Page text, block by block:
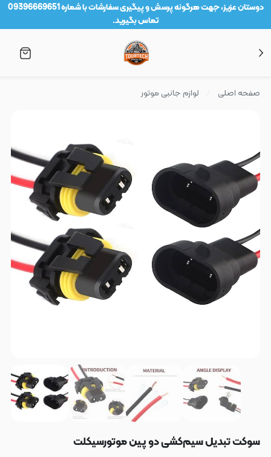
دوستان عزیز، جهت هرگونه پرسش و پیگیری سفارشات با شماره 09396669651
تماس بگیرید.
صفحه اصلی لوازم جانبی موتور
سوکت تبدیل سیم‌کشی دو پین موتورسیکلت